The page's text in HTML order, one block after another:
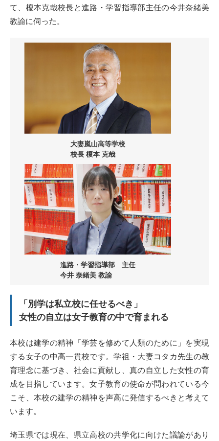
て、榎本克哉校長と進路・学習指導部主任の今井奈緒美
教諭に伺った。
大妻嵐山高等学校
校長 榎本 克哉
進路・学習指導部 主任
今井 奈緒美 教諭
「別学は私立校に任せるべき」
女性の自立は女子教育の中で育まれる
本校は建学の精神「学芸を修めて人類のために」を実現
する女子の中高一貫校です。学祖・大妻コタカ先生の教
育理念に基づき、社会に貢献し、真の自立した女性の育
成を目指しています。女子教育の使命が問われている今
こそ、本校の建学の精神を声高に発信するべきと考えて
います。
埼玉県では現在、県立高校の共学化に向けた議論があり